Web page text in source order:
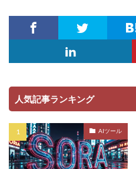
人気記事ランキング
AIツール